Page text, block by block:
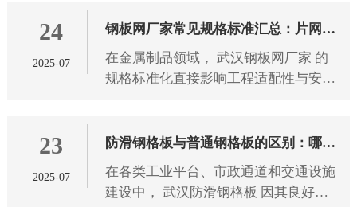
细介绍如何科学地匹配这两个
24
2025-07
钢板网厂家常见规格标准汇总：片网尺
寸、网孔形状全解析
在金属制品领域， 武汉钢板网厂家 的
规格标准化直接影响工程适配性与安全
规范，为选型提供专业依据。
23
2025-07
防滑钢格板与普通钢格板的区别：哪种
更适合您的项目需求？
在各类工业平台、市政通道和交通设施
建设中， 武汉防滑钢格板 因其良好的